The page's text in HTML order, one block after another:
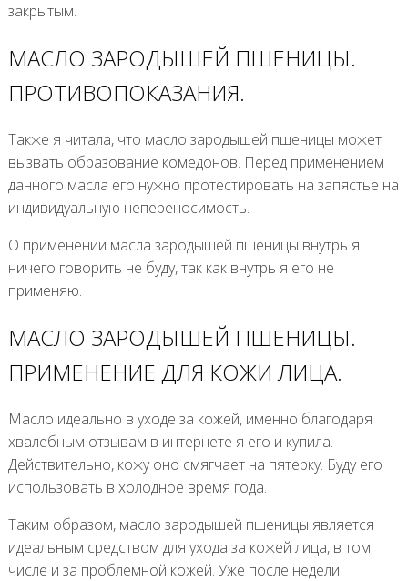
закрытым.
МАСЛО ЗАРОДЫШЕЙ ПШЕНИЦЫ.
ПРОТИВОПОКАЗАНИЯ.
Также я читала, что масло зародышей пшеницы может
вызвать образование комедонов. Перед применением
данного масла его нужно протестировать на запястье на
индивидуальную непереносимость.
О применении масла зародышей пшеницы внутрь я
ничего говорить не буду, так как внутрь я его не
применяю.
МАСЛО ЗАРОДЫШЕЙ ПШЕНИЦЫ.
ПРИМЕНЕНИЕ ДЛЯ КОЖИ ЛИЦА.
Масло идеально в уходе за кожей, именно благодаря
хвалебным отзывам в интернете я его и купила.
Действительно, кожу оно смягчает на пятерку. Буду его
использовать в холодное время года.
Таким образом, масло зародышей пшеницы является
идеальным средством для ухода за кожей лица, в том
числе и за проблемной кожей. Уже после недели